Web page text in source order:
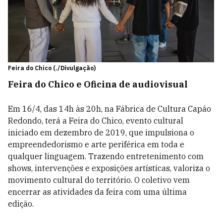
Feira do Chico (./Divulgação)
Feira do Chico e Oficina de audiovisual
Em 16/4, das 14h às 20h, na Fábrica de Cultura Capão
Redondo, terá a Feira do Chico, evento cultural
iniciado em dezembro de 2019, que impulsiona o
empreendedorismo e arte periférica em toda e
qualquer linguagem. Trazendo entretenimento com
shows, intervenções e exposições artísticas, valoriza o
movimento cultural do território. O coletivo vem
encerrar as atividades da feira com uma última
edição.